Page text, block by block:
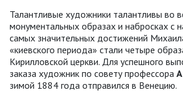
Талантливые художники талантливы во
монументальных образах и набросках с
самых значительных достижений
«киевского периода» стали четыре
Кирилловской церкви. Для успешного
заказа художник по совету профессора
зимой 1884 года отправился в Венецию.